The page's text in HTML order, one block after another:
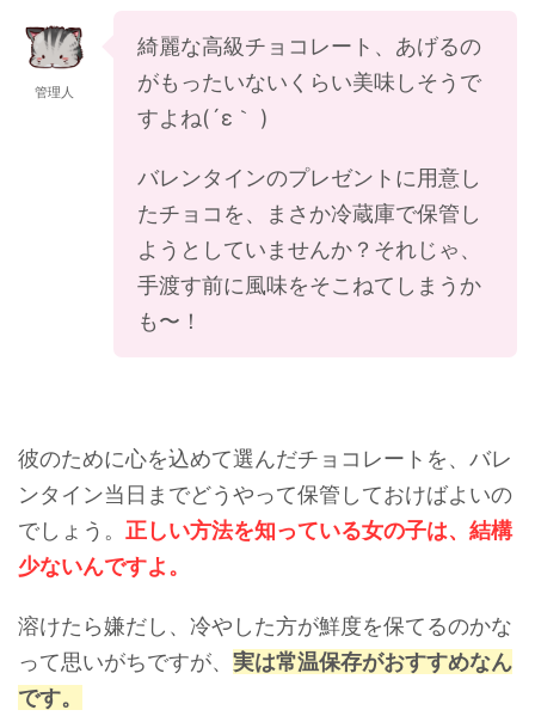
管理人
綺麗な高級チョコレート、あげるの
がもったいないくらい美味しそうで
すよね(´ε｀ )
バレンタインのプレゼントに用意し
たチョコを、まさか冷蔵庫で保管し
ようとしていませんか？それじゃ、
手渡す前に風味をそこねてしまうか
も〜！
彼のために心を込めて選んだチョコレートを、バレ
ンタイン当日までどうやって保管しておけばよいの
でしょう。 正しい方法を知っている女の子は、結構
少ないんですよ。
溶けたら嫌だし、冷やした方が鮮度を保てるのかな
って思いがちですが、 実は常温保存がおすすめなん
です。